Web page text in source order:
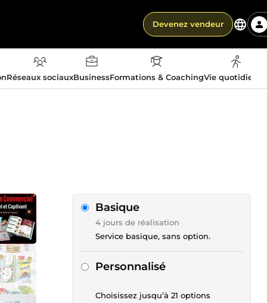
Devenez vendeur
Réseaux sociauxBusinessFormations & CoachingVie
Basique
4 jours de réalisation
Service basique, sans option.
Personnalisé
Choisissez jusqu’à 21 options